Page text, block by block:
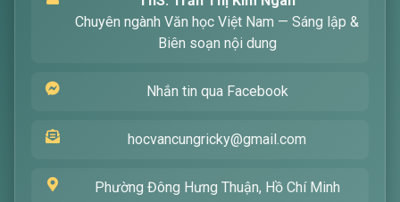
khóa mà bạn quan tâm, tôi sẽ giúp bạn ngay
Chuyên ngành Văn học Việt Nam — Sáng lập &
Biên soạn nội dung
Nhắn tin qua Facebook
hocvancungricky@gmail.com
Phường Đông Hưng Thuận, Hồ Chí Minh